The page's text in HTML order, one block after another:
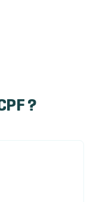
?